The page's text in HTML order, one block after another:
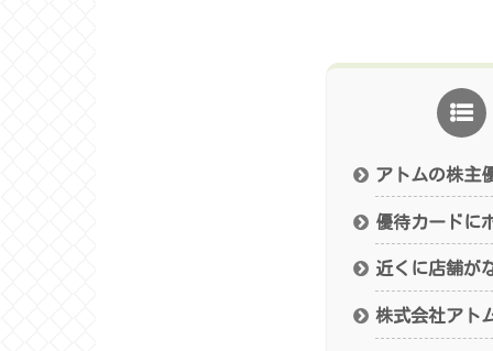
アトムの株主
優待カードに
近くに店舗が
株式会社アト